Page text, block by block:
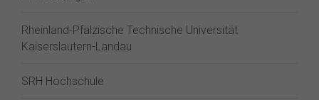
Rheinland-Pfälzische Technische Universität
Kaiserslautern-Landau
SRH Hochschule